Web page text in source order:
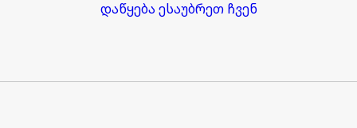
დაწყება ესაუბრეთ ჩვენ